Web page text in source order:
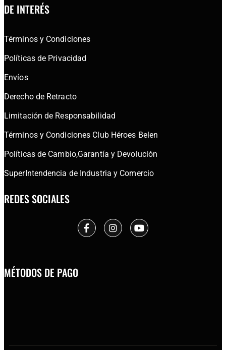
DE INTERÉS
Términos y Condiciones
Políticas de Privacidad
Envíos
Derecho de Retracto
Limitación de Responsabilidad
Términos y Condiciones Club Héroes Belen
Políticas de Cambio,Garantía y Devolución
SuperIntendencia de Industria y Comercio
REDES SOCIALES
MÉTODOS DE PAGO